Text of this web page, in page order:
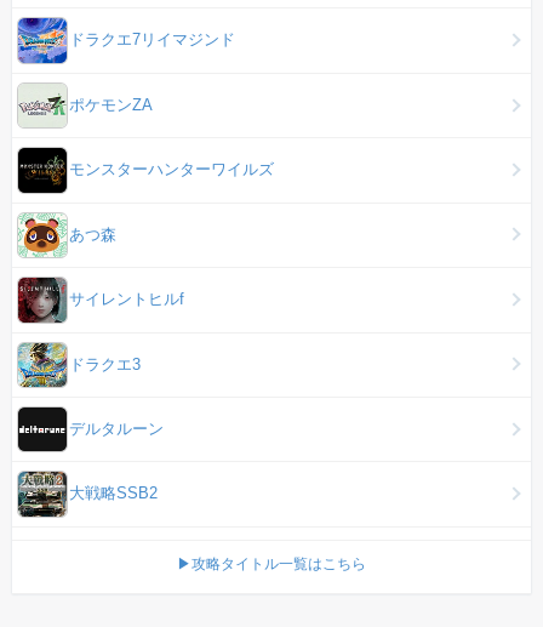
ドラクエ7リイマジンド
ポケモンZA
モンスターハンターワイルズ
あつ森
サイレントヒルf
ドラクエ3
デルタルーン
大戦略SSB2
▶攻略タイトル一覧はこちら